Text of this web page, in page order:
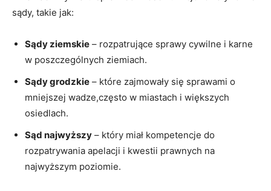
sądy, takie jak:
Sądy ziemskie – rozpatrujące sprawy cywilne i karne
w poszczególnych ziemiach.
Sądy grodzkie – które zajmowały się sprawami o
mniejszej wadze,często w miastach i większych
osiedlach.
Sąd najwyższy – który miał kompetencje do
rozpatrywania apelacji i kwestii prawnych na
najwyższym poziomie.